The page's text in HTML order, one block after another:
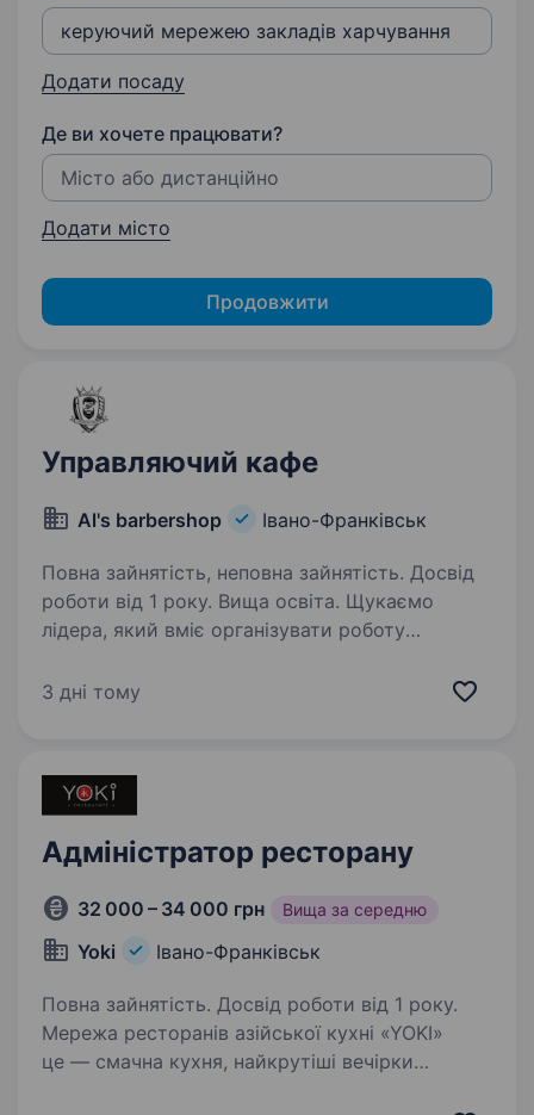
Додати посаду
Де ви хочете працювати?
Додати місто
Продовжити
Управляючий кафе
Al's barbershop Івано-Франківськ
Повна зайнятість, неповна зайнятість. Досвід
роботи від 1 року. Вища освіта. Щукаємо
лідера, який вміє організувати роботу
контролювати фінанси та розвиток закладу.
барбершопу,…
3 дні тому
Адміністратор ресторану
32 000 – 34 000 грн Вища за середню
Yoki Івано-Франківськ
Повна зайнятість. Досвід роботи від 1 року.
Мережа ресторанів азійської кухні «YOKI»
це — смачна кухня, найкрутіші вечірки